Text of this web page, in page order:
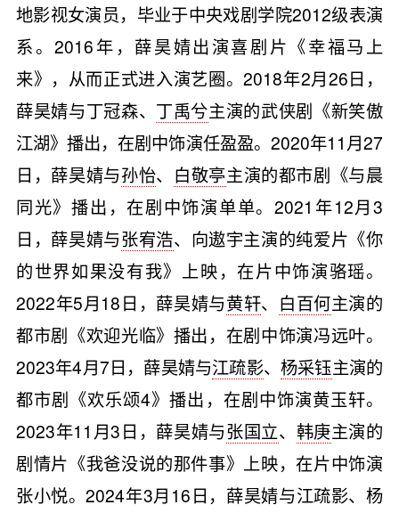
地影视女演员，毕业于中央戏剧学院2012级表演
系。2016年，薛昊婧出演喜剧片《幸福马上
来》，从而正式进入演艺圈。2018年2月26日，
薛昊婧与丁冠森、 丁禹兮主演的武侠剧《新笑傲
江湖》播出，在剧中饰演任盈盈。2020年11月27
日，薛昊婧与孙怡、 白敬亭主演的都市剧《与晨
同光》播出，在剧中饰演单单。2021年12月3
日，薛昊婧与张宥浩、向遨宇主演的纯爱片《你
的世界如果没有我》上映，在片中饰演骆瑶。
2022年5月18日，薛昊婧与黄轩、 白百何主演的
都市剧《欢迎光临》播出，在剧中饰演冯远叶。
2023年4月7日，薛昊婧与江疏影、杨采钰主演的
都市剧《欢乐颂4》播出，在剧中饰演黄玉轩。
2023年11月3日，薛昊婧与张国立、 韩庚主演的
剧情片《我爸没说的那件事》上映，在片中饰演
张小悦。2024年3月16日，薛昊婧与江疏影、杨